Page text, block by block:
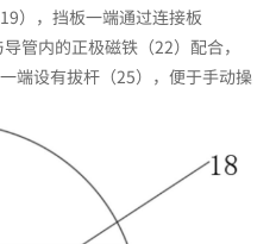
），挡板一端通过连接板
管内的正极磁铁（22）配合，
端设有拔杆（25），便于手动操